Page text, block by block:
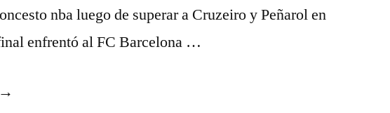
nba luego de superar a Cruzeiro y Peñarol en
enfrentó al FC Barcelona …